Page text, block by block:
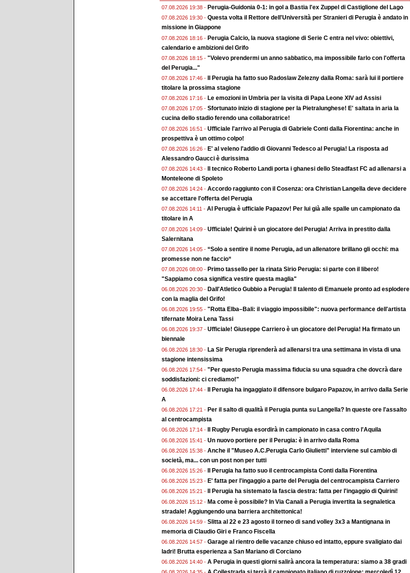
07.08.2026 19:38 - Perugia-Guidonia 0-1: in gol a Bastia l'ex Zuppel di Castiglione del Lago
07.08.2026 19:30 - Questa volta il Rettore dell'Università per Stranieri di Perugia è andato in
missione in Giappone
07.08.2026 18:16 - Perugia Calcio, la nuova stagione di Serie C entra nel vivo: obiettivi,
calendario e ambizioni del Grifo
07.08.2026 18:15 - "Volevo prendermi un anno sabbatico, ma impossibile farlo con l'offerta
del Perugia..."
07.08.2026 17:46 -
Il Perugia ha fatto suo Radoslaw Zelezny dalla Roma: sarà lui il portiere
titolare la prossima stagione
07.08.2026 17:16 - Le emozioni in Umbria per la visita di Papa Leone XIV ad Assisi
07.08.2026 17:05 - Sfortunato inizio di stagione per la Pietralunghese! E' saltata in aria la
cucina dello stadio ferendo una collaboratrice!
07.08.2026 16:51 - Ufficiale l'arrivo al Perugia di Gabriele Conti dalla Fiorentina: anche in
prospettiva è un ottimo colpo!
07.08.2026 16:26 - E' al veleno l'addio di Giovanni Tedesco al Perugia! La risposta ad
Alessandro Gaucci è durissima
07.08.2026 14:43 -
Il tecnico Roberto Landi porta i ghanesi dello Steadfast FC ad allenarsi a
Monteleone di Spoleto
07.08.2026 14:24 - Accordo raggiunto con il Cosenza: ora Christian Langella deve decidere
se accettare l'offerta del Perugia
07.08.2026 14:11 - Al Perugia è ufficiale Papazov! Per lui già alle spalle un campionato da
titolare in A
07.08.2026 14:09 - Ufficiale! Quirini è un giocatore del Perugia! Arriva in prestito dalla
Salernitana
07.08.2026 14:05 - “Solo a sentire il nome Perugia, ad un allenatore brillano gli occhi: ma
promesse non ne faccio“
07.08.2026 08:00 - Primo tassello per la rinata Sirio Perugia: si parte con il libero!
"Sappiamo cosa significa vestire questa maglia"
06.08.2026 20:30 - Dall'Atletico Gubbio a Perugia! Il talento di Emanuele pronto ad esplodere
con la maglia del Grifo!
06.08.2026 19:55 - "Rotta Elba–Bali: il viaggio impossibile": nuova performance dell'artista
tifernate Moira Lena Tassi
06.08.2026 19:37 - Ufficiale! Giuseppe Carriero è un giocatore del Perugia! Ha firmato un
biennale
06.08.2026 18:30 - La Sir Perugia riprenderà ad allenarsi tra una settimana in vista di una
stagione intensissima
06.08.2026 17:54 - "Per questo Perugia massima fiducia su una squadra che dovcrà dare
soddisfazioni: ci crediamo!"
06.08.2026 17:44 -
Il Perugia ha ingaggiato il difensore bulgaro Papazov, in arrivo dalla Serie
A
06.08.2026 17:21 - Per il salto di qualità il Perugia punta su Langella? In queste ore l'assalto
al centrocampista
06.08.2026 17:14 - Il Rugby Perugia esordirà in campionato in casa contro l'Aquila
06.08.2026 15:41 - Un nuovo portiere per il Perugia: è in arrivo dalla Roma
06.08.2026 15:38 - Anche il "Museo A.C.Perugia Carlo Giulietti" interviene sul cambio di
società, ma... con un post non per tutti
06.08.2026 15:26 - Il Perugia ha fatto suo il centrocampista Conti dalla Fiorentina
06.08.2026 15:23 - E' fatta per l'ingaggio a parte del Perugia del centrocampista Carriero
06.08.2026 15:21 - Il Perugia ha sistemato la fascia destra: fatta per l'ingaggio di Quirini!
06.08.2026 15:12 - Ma come è possibile? In Via Canali a Perugia invertita la segnaletica
stradale! Aggiungendo una barriera architettonica!
06.08.2026 14:59 - Slitta al 22 e 23 agosto il torneo di sand volley 3x3 a Mantignana in
memoria di Claudio Giri e Franco Fiscella
06.08.2026 14:57 - Garage al rientro delle vacanze chiuso ed intatto, eppure svaligiato dai
ladri! Brutta esperienza a San Mariano di Corciano
06.08.2026 14:40 - A Perugia in questi giorni salirà ancora la temperatura: siamo a 38 gradi